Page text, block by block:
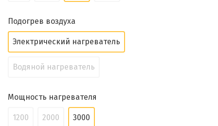
Подогрев воздуха
Электрический нагреватель
Водяной нагреватель
Мощность нагревателя
1200 2000 3000